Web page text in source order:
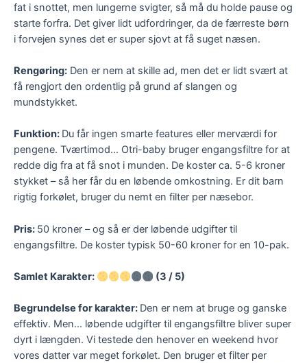
fat i snottet, men lungerne svigter, så må du holde pause og
starte forfra. Det giver lidt udfordringer, da de færreste børn
i forvejen synes det er super sjovt at få suget næsen.
Rengøring: Den er nem at skille ad, men det er lidt svært at
få rengjort den ordentlig på grund af slangen og
mundstykket.
Funktion: Du får ingen smarte features eller merværdi for
pengene. Tværtimod… Otri-baby bruger engangsfiltre for at
redde dig fra at få snot i munden. De koster ca. 5-6 kroner
stykket – så her får du en løbende omkostning. Er dit barn
rigtig forkølet, bruger du nemt en filter per næsebor.
Pris: 50 kroner – og så er der løbende udgifter til
engangsfiltre. De koster typisk 50-60 kroner for en 10-pak.
Samlet Karakter: (3 / 5)
Begrundelse for karakter: Den er nem at bruge og ganske
effektiv. Men… løbende udgifter til engangsfiltre bliver super
dyrt i længden. Vi testede den henover en weekend hvor
vores datter var meget forkølet. Den bruger et filter per